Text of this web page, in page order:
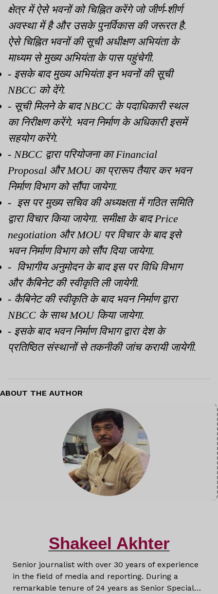
क्षेत्र में ऐसे भवनों को चिह्नित करेंगे जो जीर्ण-शीर्ण
अवस्था में है और उसके पुनर्विकास की जरूरत है.
ऐसे चिह्नित भवनों की सूची अधीक्षण अभियंता के
माध्यम से मुख्य अभियंता के पास पहुंचेगी.
- इसके बाद मुख्य अभियंता इन भवनों की सूची
NBCC को देंगे.
- सूची मिलने के बाद NBCC के पदाधिकारी स्थल
का निरीक्षण करेंगे. भवन निर्माण के अधिकारी इसमें
सहयोग करेंगे.
- NBCC द्वारा परियोजना का Financial
Proposal और MOU का प्रारूप तैयार कर भवन
निर्माण विभाग को सौंपा जायेगा.
- इस पर मुख्य सचिव की अध्यक्षता में गठित समिति
द्वारा विचार किया जायेगा. समीक्षा के बाद Price
negotiation और MOU पर विचार के बाद इसे
भवन निर्माण विभाग को सौंप दिया जायेगा.
- विभागीय अनुमोदन के बाद इस पर विधि विभाग
और कैबिनेट की स्वीकृति ली जायेगी.
- कैबिनेट की स्वीकृति के बाद भवन निर्माण द्वारा
NBCC के साथ MOU किया जायेगा.
- इसके बाद भवन निर्माण विभाग द्वारा देश के
प्रतिष्ठित संस्थानों से तकनीकी जांच करायी जायेगी.
ABOUT THE AUTHOR
Shakeel Akhter
Senior journalist with over 30 years of experience
in the field of media and reporting. During a
remarkable tenure of 24 years as Senior Special